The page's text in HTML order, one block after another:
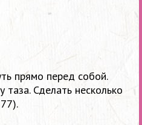
прямо перед собой.
Сделать несколько